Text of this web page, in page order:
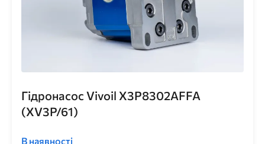
Гідронасос Vivoil X3P8302AFFA
(XV3P/61)
В наявності